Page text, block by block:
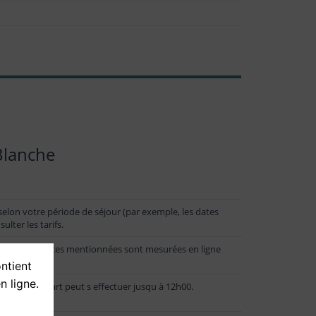
votre période de séjour (par exemple, les dates
les tarifs.
les distances mentionnées sont mesurées en ligne
que le départ peut s effectuer jusqu à 12h00.
ligne.